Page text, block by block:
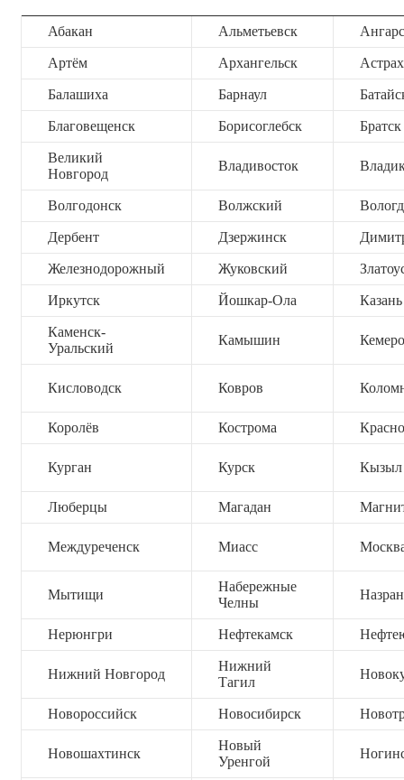
Абакан Альметьевск
Артём Архангельск
Балашиха Барнаул
Благовещенск Борисоглебск Братск
Великий
Новгород
Владивосток
Волгодонск Волжский
Дербент Дзержинск
Железнодорожный Жуковский
Иркутск Йошкар-Ола Казань
Каменск-
Уральский
Камышин
Кисловодск Ковров
Королёв Кострома
Курган Курск Кызыл
Люберцы Магадан
Междуреченск Миасс
Мытищи
Набережные
Челны
Нерюнгри Нефтекамск
Нижний Новгород
Нижний
Тагил
Новороссийск Новосибирск
Новошахтинск
Новый
Уренгой